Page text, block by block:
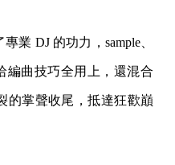
業 DJ 的功力，sample、
編曲技巧全用上，還混合
的掌聲收尾，抵達狂歡巔